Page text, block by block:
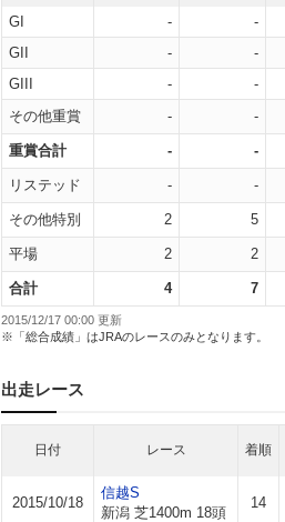
GI - -
GII
- -
GIII
- -
その他重賞
- -
重賞合計 - -
リステッド - -
その他特別 2 5
平場 2 2
合計 4 7
2015/12/17 00:00 更新
※「総合成績」はJRAのレースのみとなります。
出走レース
日付 レース 着順
2015/10/18
信越S
新潟 芝1400m 18頭
14